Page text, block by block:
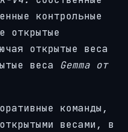
контрольные
открытые
открытые веса
веса Gemma от
команды,
весами, в